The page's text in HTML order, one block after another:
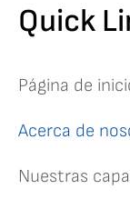
Quick
Página de
Acerca de
Nuestras